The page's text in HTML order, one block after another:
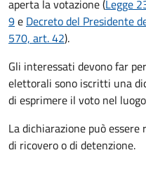
aperta la votazione (Legge
9e Decreto del Presidente
570, art. 42).
Gli interessati devono far
elettorali sono iscritti una
di esprimere il voto nel
La dichiarazione può
di ricovero o di detenzione.